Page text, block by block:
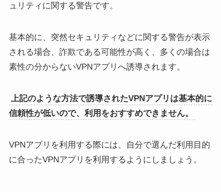
ュリティに関する警告です。
基本的に、突然セキュリティなどに関する警告が表示
される場合、詐欺である可能性が高く、多くの場合は
素性の分からないVPNアプリへ誘導されます。
上記のような方法で誘導されたVPNアプリは基本的に
信頼性が低いので、利用をおすすめできません。
VPNアプリを利用する際には、自分で選んだ利用目的
に合ったVPNアプリを利用するようにしましょう。